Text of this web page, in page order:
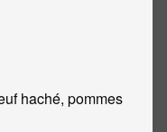
haché, pommes